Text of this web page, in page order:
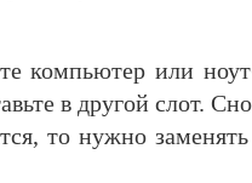
компьютер или
в другой слот.
то нужно